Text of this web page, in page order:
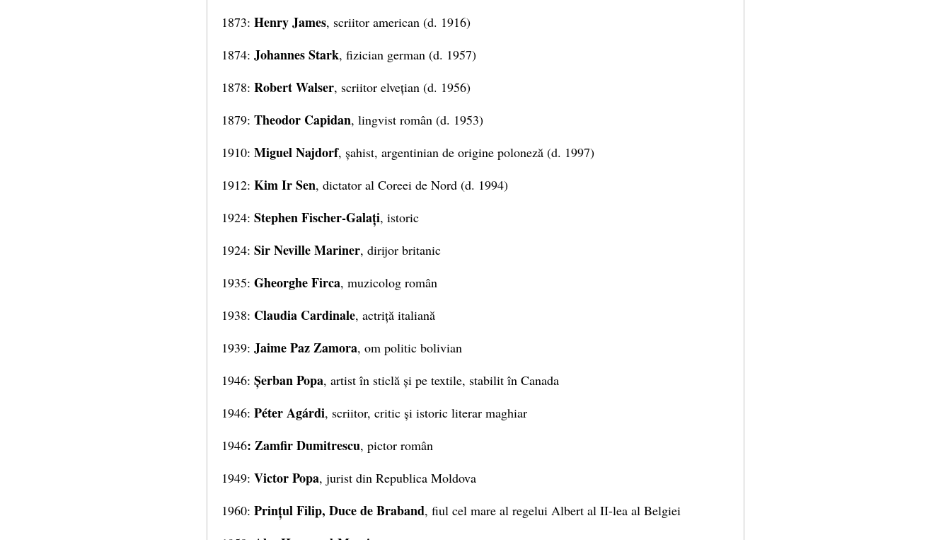
1873: Henry James, scriitor american (d. 1916)
1874: Johannes Stark, fizician german (d. 1957)
1878: Robert Walser, scriitor elvețian (d. 1956)
1879: Theodor Capidan, lingvist român (d. 1953)
1910: Miguel Najdorf, șahist, argentinian de origine poloneză (d. 1997)
1912: Kim Ir Sen, dictator al Coreei de Nord (d. 1994)
1924: Stephen Fischer-Galați, istoric
1924: Sir Neville Mariner, dirijor britanic
1935: Gheorghe Firca, muzicolog român
1938: Claudia Cardinale, actriță italiană
1939: Jaime Paz Zamora, om politic bolivian
1946: Șerban Popa, artist în sticlă și pe textile, stabilit în Canada
1946: Péter Agárdi, scriitor, critic și istoric literar maghiar
1946: Zamfir Dumitrescu, pictor român
1949: Victor Popa, jurist din Republica Moldova
1960: Prințul Filip, Duce de Braband, fiul cel mare al regelui Albert al II-lea al Belgiei